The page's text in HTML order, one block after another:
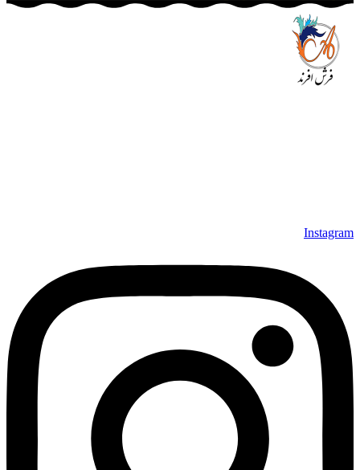
Instagram